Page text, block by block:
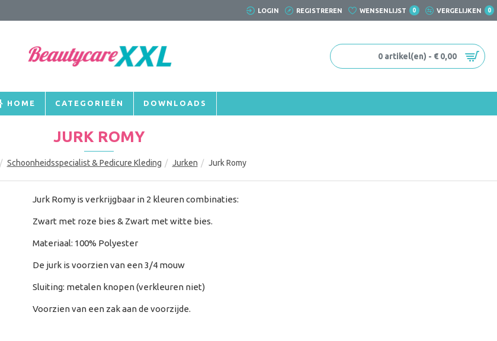
LOGIN REGISTREREN WENSENLIJST 0 VERGELIJKEN 0
0 artikel(en) - € 0,00
HOME CATEGORIEËN DOWNLOADS
Schoonheidsspecialist & Pedicure Kleding Jurken Jurk Romy
JURK ROMY
Jurk Romy is verkrijgbaar in 2 kleuren combinaties:
Zwart met roze bies & Zwart met witte bies.
Materiaal: 100% Polyester
De jurk is voorzien van een 3/4 mouw
Sluiting: metalen knopen (verkleuren niet)
Voorzien van een zak aan de voorzijde.